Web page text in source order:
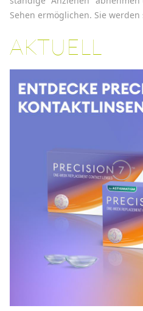
Sehen ermöglichen. Sie
AKTUELL